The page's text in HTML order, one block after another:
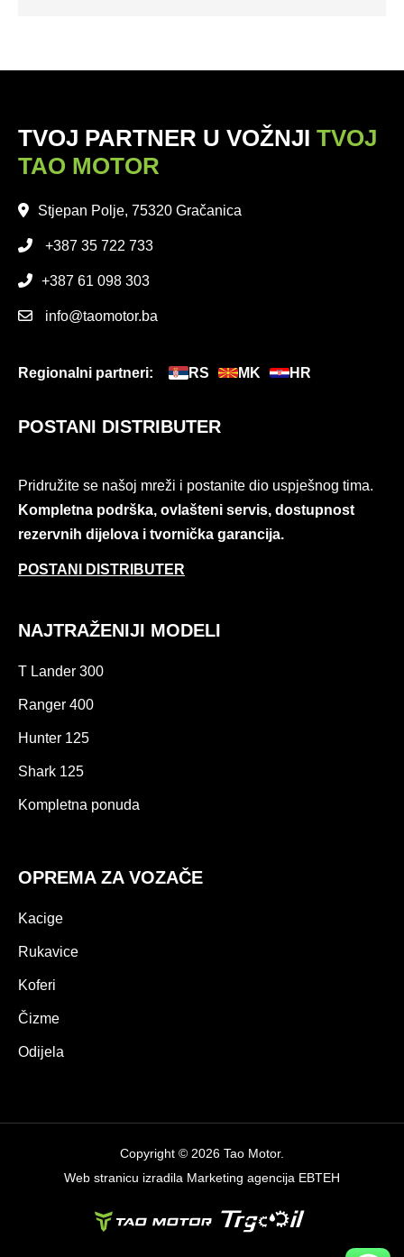
TVOJ PARTNER U VOŽNJI TVOJ
TAO MOTOR
Stjepan Polje, 75320 Gračanica
+387 35 722 733
+387 61 098 303
info@taomotor.ba
Regionalni partneri: RS MK HR
POSTANI DISTRIBUTER
Pridružite se našoj mreži i postanite dio uspješnog tima.
Kompletna podrška, ovlašteni servis, dostupnost
rezervnih dijelova i tvornička garancija.
POSTANI DISTRIBUTER
NAJTRAŽENIJI MODELI
T Lander 300
Ranger 400
Hunter 125
Shark 125
Kompletna ponuda
OPREMA ZA VOZAČE
Kacige
Rukavice
Koferi
Čizme
Odijela
Copyright © 2026 Tao Motor.
Web stranicu izradila Marketing agencija EBTEH